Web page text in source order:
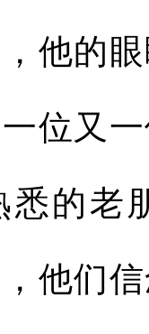
他的
位又
悉的老
他们